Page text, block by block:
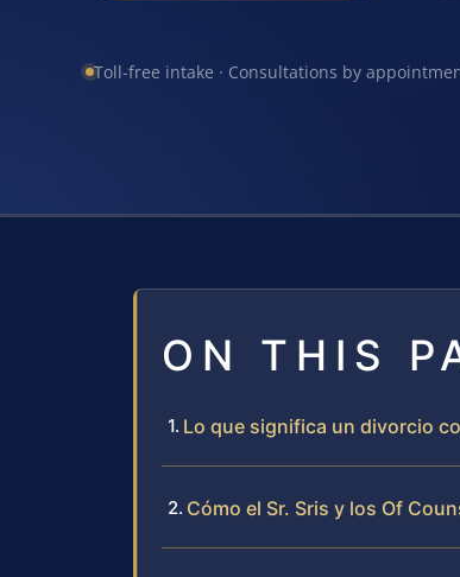
Toll-free intake · Consultations by
ON THIS
Lo que significa un divorcio
Cómo el Sr. Sris y los Of